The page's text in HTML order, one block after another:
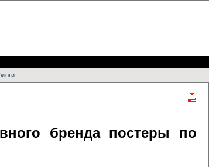
бренда постеры по